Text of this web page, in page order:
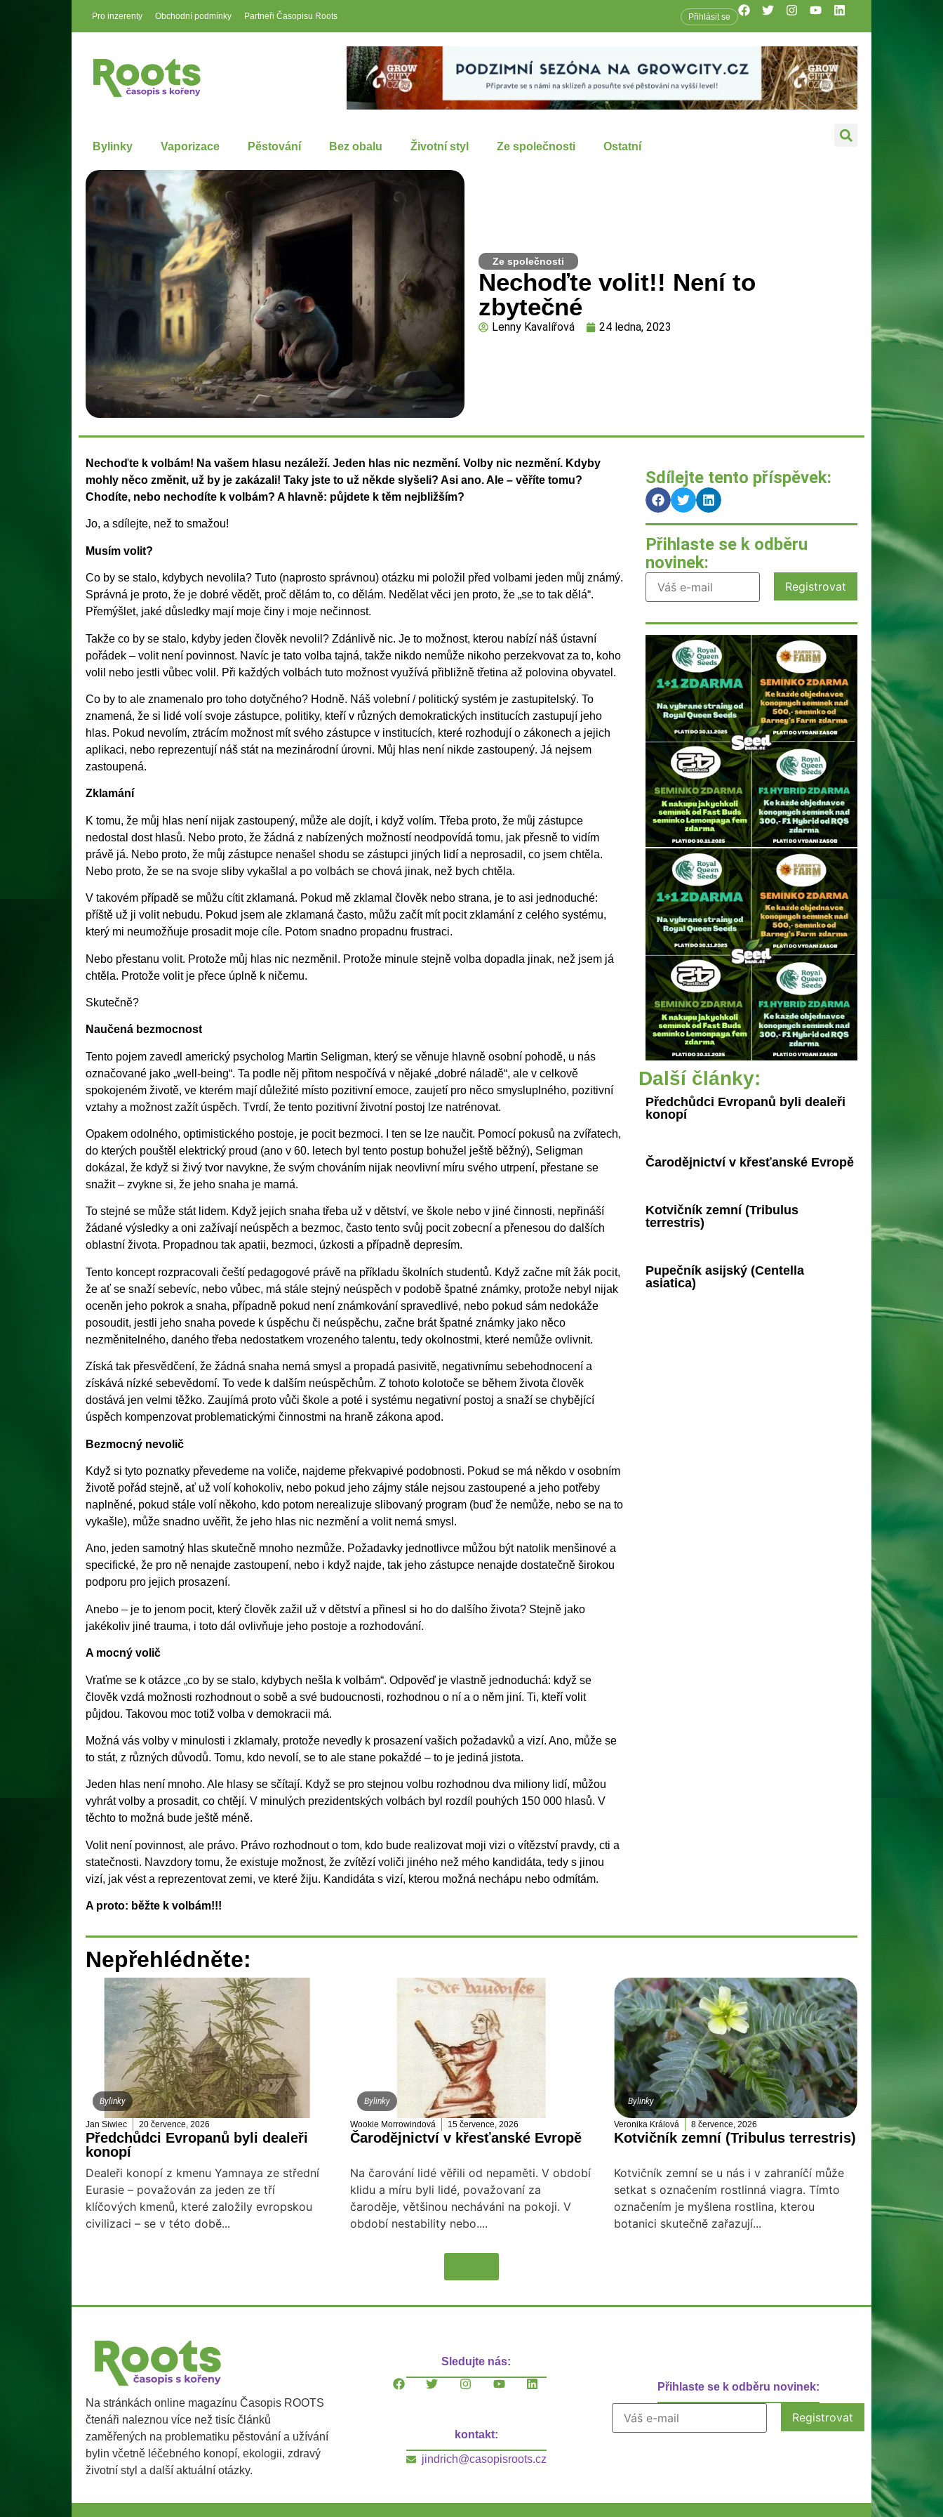
Pro inzerenty Obchodní podmínky Partneři Časopisu Roots Přihlásit se
Bylinky Vaporizace Pěstování Bez obalu Životní styl Ze společnosti Ostatní
Ze společnosti
Nechoďte volit!! Není to
zbytečné
Lenny Kavalířová 24 ledna, 2023
Nechoďte k volbám! Na vašem hlasu nezáleží. Jeden hlas nic nezmění. Volby nic nezmění. Kdyby
mohly něco změnit, už by je zakázali! Taky jste to už někde slyšeli? Asi ano. Ale – věříte tomu?
Chodíte, nebo nechodíte k volbám? A hlavně: půjdete k těm nejbližším?
Jo, a sdílejte, než to smažou!
Musím volit?
Co by se stalo, kdybych nevolila? Tuto (naprosto správnou) otázku mi položil před volbami jeden můj známý.
Správná je proto, že je dobré vědět, proč dělám to, co dělám. Nedělat věci jen proto, že „se to tak dělá“.
Přemýšlet, jaké důsledky mají moje činy i moje nečinnost.
Takže co by se stalo, kdyby jeden člověk nevolil? Zdánlivě nic. Je to možnost, kterou nabízí náš ústavní
pořádek – volit není povinnost. Navíc je tato volba tajná, takže nikdo nemůže nikoho perzekvovat za to, koho
volil nebo jestli vůbec volil. Při každých volbách tuto možnost využívá přibližně třetina až polovina obyvatel.
Co by to ale znamenalo pro toho dotyčného? Hodně. Náš volební / politický systém je zastupitelský. To
znamená, že si lidé volí svoje zástupce, politiky, kteří v různých demokratických institucích zastupují jeho
hlas. Pokud nevolím, ztrácím možnost mít svého zástupce v institucích, které rozhodují o zákonech a jejich
aplikaci, nebo reprezentují náš stát na mezinárodní úrovni. Můj hlas není nikde zastoupený. Já nejsem
zastoupená.
Zklamání
K tomu, že můj hlas není nijak zastoupený, může ale dojít, i když volím. Třeba proto, že můj zástupce
nedostal dost hlasů. Nebo proto, že žádná z nabízených možností neodpovídá tomu, jak přesně to vidím
právě já. Nebo proto, že můj zástupce nenašel shodu se zástupci jiných lidí a neprosadil, co jsem chtěla.
Nebo proto, že se na svoje sliby vykašlal a po volbách se chová jinak, než bych chtěla.
V takovém případě se můžu cítit zklamaná. Pokud mě zklamal člověk nebo strana, je to asi jednoduché:
příště už ji volit nebudu. Pokud jsem ale zklamaná často, můžu začít mít pocit zklamání z celého systému,
který mi neumožňuje prosadit moje cíle. Potom snadno propadnu frustraci.
Nebo přestanu volit. Protože můj hlas nic nezměnil. Protože minule stejně volba dopadla jinak, než jsem já
chtěla. Protože volit je přece úplně k ničemu.
Skutečně?
Naučená bezmocnost
Tento pojem zavedl americký psycholog Martin Seligman, který se věnuje hlavně osobní pohodě, u nás
označované jako „well-being“. Ta podle něj přitom nespočívá v nějaké „dobré náladě“, ale v celkově
spokojeném životě, ve kterém mají důležité místo pozitivní emoce, zaujetí pro něco smysluplného, pozitivní
vztahy a možnost zažít úspěch. Tvrdí, že tento pozitivní životní postoj lze natrénovat.
Opakem odolného, optimistického postoje, je pocit bezmoci. I ten se lze naučit. Pomocí pokusů na zvířatech,
do kterých pouštěl elektrický proud (ano v 60. letech byl tento postup bohužel ještě běžný), Seligman
dokázal, že když si živý tvor navykne, že svým chováním nijak neovlivní míru svého utrpení, přestane se
snažit – zvykne si, že jeho snaha je marná.
To stejné se může stát lidem. Když jejich snaha třeba už v dětství, ve škole nebo v jiné činnosti, nepřináší
žádané výsledky a oni zažívají neúspěch a bezmoc, často tento svůj pocit zobecní a přenesou do dalších
oblastní života. Propadnou tak apatii, bezmoci, úzkosti a případně depresím.
Tento koncept rozpracovali čeští pedagogové právě na příkladu školních studentů. Když začne mít žák pocit,
že ať se snaží sebevíc, nebo vůbec, má stále stejný neúspěch v podobě špatné známky, protože nebyl nijak
oceněn jeho pokrok a snaha, případně pokud není známkování spravedlivé, nebo pokud sám nedokáže
posoudit, jestli jeho snaha povede k úspěchu či neúspěchu, začne brát špatné známky jako něco
nezměnitelného, daného třeba nedostatkem vrozeného talentu, tedy okolnostmi, které nemůže ovlivnit.
Získá tak přesvědčení, že žádná snaha nemá smysl a propadá pasivitě, negativnímu sebehodnocení a
získává nízké sebevědomí. To vede k dalším neúspěchům. Z tohoto kolotoče se během života člověk
dostává jen velmi těžko. Zaujímá proto vůči škole a poté i systému negativní postoj a snaží se chybějící
úspěch kompenzovat problematickými činnostmi na hraně zákona apod.
Bezmocný nevolič
Když si tyto poznatky převedeme na voliče, najdeme překvapivé podobnosti. Pokud se má někdo v osobním
životě pořád stejně, ať už volí kohokoliv, nebo pokud jeho zájmy stále nejsou zastoupené a jeho potřeby
naplněné, pokud stále volí někoho, kdo potom nerealizuje slibovaný program (buď že nemůže, nebo se na to
vykašle), může snadno uvěřit, že jeho hlas nic nezmění a volit nemá smysl.
Ano, jeden samotný hlas skutečně mnoho nezmůže. Požadavky jednotlivce můžou být natolik menšinové a
specifické, že pro ně nenajde zastoupení, nebo i když najde, tak jeho zástupce nenajde dostatečně širokou
podporu pro jejich prosazení.
Anebo – je to jenom pocit, který člověk zažil už v dětství a přinesl si ho do dalšího života? Stejně jako
jakékoliv jiné trauma, i toto dál ovlivňuje jeho postoje a rozhodování.
A mocný volič
Vraťme se k otázce „co by se stalo, kdybych nešla k volbám“. Odpověď je vlastně jednoduchá: když se
člověk vzdá možnosti rozhodnout o sobě a své budoucnosti, rozhodnou o ní a o něm jiní. Ti, kteří volit
půjdou. Takovou moc totiž volba v demokracii má.
Možná vás volby v minulosti i zklamaly, protože nevedly k prosazení vašich požadavků a vizí. Ano, může se
to stát, z různých důvodů. Tomu, kdo nevolí, se to ale stane pokaždé – to je jediná jistota.
Jeden hlas není mnoho. Ale hlasy se sčítají. Když se pro stejnou volbu rozhodnou dva miliony lidí, můžou
vyhrát volby a prosadit, co chtějí. V minulých prezidentských volbách byl rozdíl pouhých 150 000 hlasů. V
těchto to možná bude ještě méně.
Volit není povinnost, ale právo. Právo rozhodnout o tom, kdo bude realizovat moji vizi o vítězství pravdy, cti a
statečnosti. Navzdory tomu, že existuje možnost, že zvítězí voliči jiného než mého kandidáta, tedy s jinou
vizí, jak vést a reprezentovat zemi, ve které žiju. Kandidáta s vizí, kterou možná nechápu nebo odmítám.
A proto: běžte k volbám!!!
Sdílejte tento příspěvek:
Přihlaste se k odběru
novinek:
Další články:
Předchůdci Evropanů byli dealeři
konopí
Čarodějnictví v křesťanské Evropě
Kotvičník zemní (Tribulus
terrestris)
Pupečník asijský (Centella
asiatica)
Nepřehlédněte:
Bylinky
Jan Siwiec 20 července, 2026
Předchůdci Evropanů byli dealeři
konopí
Dealeři konopí z kmenu Yamnaya ze střední
Eurasie – považován za jeden ze tří
klíčových kmenů, které založily evropskou
civilizaci – se v této době...
Bylinky
Wookie Morrowindová 15 července, 2026
Čarodějnictví v křesťanské Evropě
Na čarování lidé věřili od nepaměti. V období
klidu a míru byli lidé, považovaní za
čaroděje, většinou necháváni na pokoji. V
období nestability nebo....
Bylinky
Veronika Králová 8 července, 2026
Kotvičník zemní (Tribulus terrestris)
Kotvičník zemní se u nás i v zahraníčí může
setkat s označením rostlinná viagra. Tímto
označením je myšlena rostlina, kterou
botanici skutečně zařazují...
Na stránkách online magazínu Časopis ROOTS
čtenáři naleznou více než tisíc článků
zaměřených na problematiku pěstování a užívání
bylin včetně léčebného konopí, ekologii, zdravý
životní styl a další aktuální otázky.
Sledujte nás:
kontakt:
jindrich@casopisroots.cz
Přihlaste se k odběru novinek: